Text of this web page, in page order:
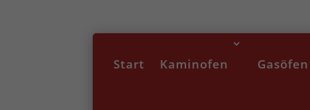
Start Kaminofen